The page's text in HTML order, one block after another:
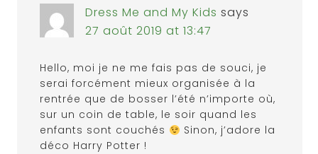
Dress Me and My Kids says
27 août 2019 at 13:47
Hello, moi je ne me fais pas de souci, je
serai forcément mieux organisée à la
rentrée que de bosser l’été n’importe où,
sur un coin de table, le soir quand les
enfants sont couchés
Sinon, j’adore la
déco Harry Potter !